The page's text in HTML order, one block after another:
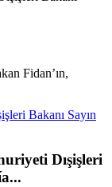
Fidan’ın,
Bakanı Sayın
Dışişleri